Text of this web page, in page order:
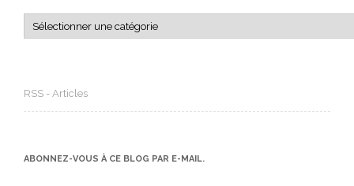
Catégories
RSS - Articles
ABONNEZ-VOUS À CE BLOG PAR E-MAIL.